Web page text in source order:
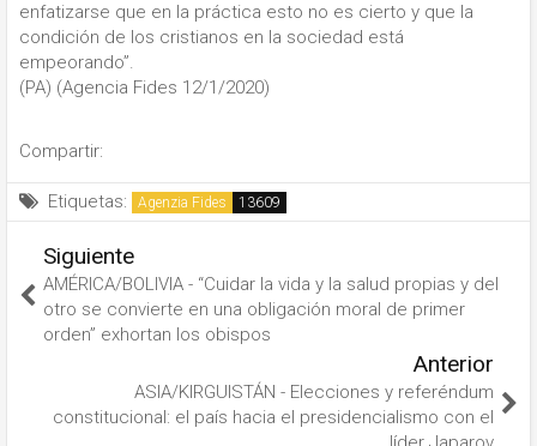
enfatizarse que en la práctica esto no es cierto y que la
condición de los cristianos en la sociedad está
empeorando”.
(PA) (Agencia Fides 12/1/2020)
Compartir:
Etiquetas: Agenzia Fides
Siguiente
AMÉRICA/BOLIVIA - “Cuidar la vida y la salud propias y del
otro se convierte en una obligación moral de primer
orden” exhortan los obispos
Anterior
ASIA/KIRGUISTÁN - Elecciones y referéndum
constitucional: el país hacia el presidencialismo con el